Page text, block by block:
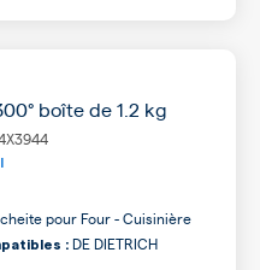
boîte de 1.2 kg
pour Four - Cuisinière
: DE DIETRICH